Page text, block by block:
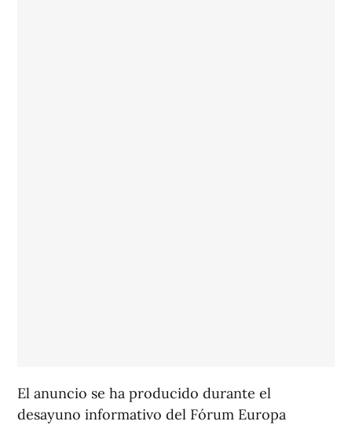
El anuncio se ha producido durante el
desayuno informativo del Fórum Europa